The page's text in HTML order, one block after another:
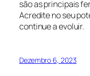
são as principais
Acredite no seu
continue a evoluir.
Dezembro 6, 2023